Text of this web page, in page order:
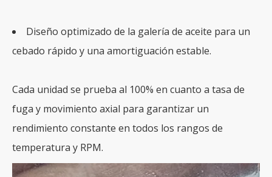
Diseño optimizado de la galería de aceite para un
cebado rápido y una amortiguación estable.
Cada unidad se prueba al 100% en cuanto a tasa de
fuga y movimiento axial para garantizar un
rendimiento constante en todos los rangos de
temperatura y RPM.